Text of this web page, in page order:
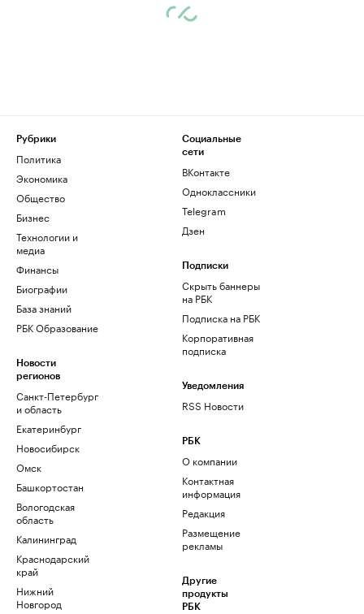
Рубрики
Политика
Экономика
Общество
Бизнес
Технологии и
медиа
Финансы
Биографии
База знаний
РБК Образование
Новости
регионов
Санкт-Петербург
и область
Екатеринбург
Новосибирск
Омск
Башкортостан
Вологодская
область
Калининград
Краснодарский
край
Нижний
Новгород
Социальные
сети
ВКонтакте
Одноклассники
Telegram
Дзен
Подписки
Скрыть баннеры
на РБК
Подписка на РБК
Корпоративная
подписка
Уведомления
RSS Новости
РБК
О компании
Контактная
информация
Редакция
Размещение
рекламы
Другие
продукты
РБК